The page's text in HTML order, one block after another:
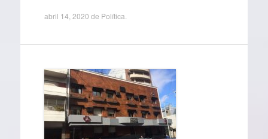
abril 14, 2020 de Política